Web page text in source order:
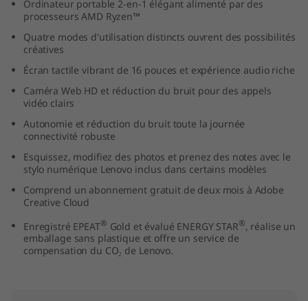
Ordinateur portable 2-en-1 élégant alimenté par des
processeurs AMD Ryzen™
Quatre modes d'utilisation distincts ouvrent des possibilités
créatives
Écran tactile vibrant de 16 pouces et expérience audio riche
Caméra Web HD et réduction du bruit pour des appels
vidéo clairs
Autonomie et réduction du bruit toute la journée
connectivité robuste
Esquissez, modifiez des photos et prenez des notes avec le
stylo numérique Lenovo inclus dans certains modèles
Comprend un abonnement gratuit de deux mois à Adobe
Creative Cloud
Enregistré EPEAT® Gold et évalué ENERGY STAR®, réalise un
emballage sans plastique et offre un service de
compensation du CO₂ de Lenovo.